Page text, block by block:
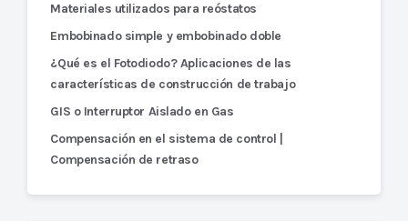
Materiales utilizados para reóstatos
Embobinado simple y embobinado doble
¿Qué es el Fotodiodo? Aplicaciones de las
características de construcción de trabajo
GIS o Interruptor Aislado en Gas
Compensación en el sistema de control |
Compensación de retraso